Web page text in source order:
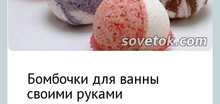
Бомбочки для ванны
своими руками